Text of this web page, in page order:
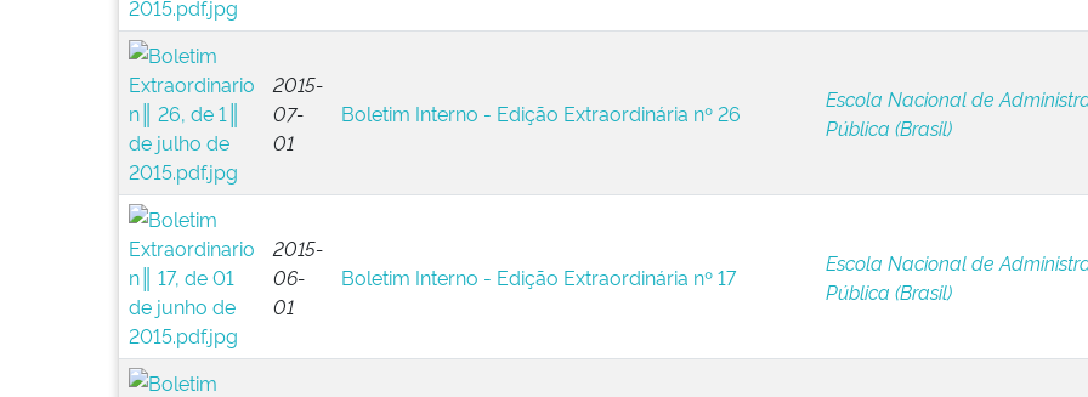
2015-
07-
01
Boletim Interno - Edição Extraordinária nº 26
Escola Nacional de
Pública (Brasil)
2015-
06-
01
Boletim Interno - Edição Extraordinária nº 17
Escola Nacional de
Pública (Brasil)